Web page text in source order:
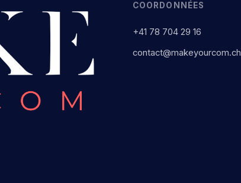
COORDONNÉES
+41 78 704 29 16
contact@makeyourcom.ch